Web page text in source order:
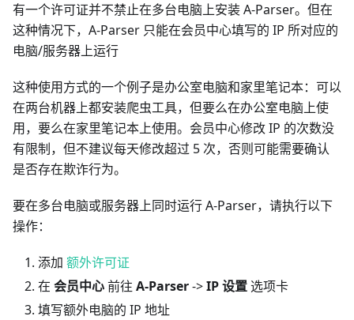
有一个许可证并不禁止在多台电脑上安装 A-Parser。但在
这种情况下，A-Parser 只能在会员中心填写的 IP 所对应的
电脑/服务器上运行
这种使用方式的一个例子是办公室电脑和家里笔记本：可以
在两台机器上都安装爬虫工具，但要么在办公室电脑上使
用，要么在家里笔记本上使用。会员中心修改 IP 的次数没
有限制，但不建议每天修改超过 5 次，否则可能需要确认
是否存在欺诈行为。
要在多台电脑或服务器上同时运行 A-Parser，请执行以下
操作：
添加 额外许可证
在 会员中心前往 A-Parser->IP 设置选项卡
填写额外电脑的 IP 地址